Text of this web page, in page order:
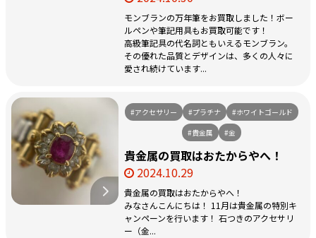
モンブランの万年筆をお買取しました！ボー
ルペンや筆記用具もお買取可能です！
高級筆記具の代名詞ともいえるモンブラン。
その優れた品質とデザインは、多くの人々に
愛され続けています...
#アクセサリー #プラチナ
#ホワイトゴールド
#貴金属
#金
貴金属の買取はおたからやへ！
2024.10.29
貴金属の買取はおたからやへ！
みなさんこんにちは！ 11月は貴金属の特別キ
ャンペーンを行います！ 石つきのアクセサリ
ー（金...